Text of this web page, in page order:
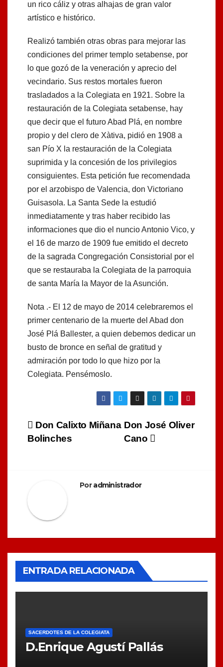
un rico cáliz y otras alhajas de gran valor
artístico e histórico.
Realizó también otras obras para mejorar las
condiciones del primer templo setabense, por
lo que gozó de la veneración y aprecio del
vecindario. Sus restos mortales fueron
trasladados a la Colegiata en 1921. Sobre la
restauración de la Colegiata setabense, hay
que decir que el futuro Abad Plá, en nombre
propio y del clero de Xàtiva, pidió en 1908 a
san Pío X la restauración de la Colegiata
suprimida y la concesión de los privilegios
consiguientes. Esta petición fue recomendada
por el arzobispo de Valencia, don Victoriano
Guisasola. La Santa Sede la estudió
inmediatamente y tras haber recibido las
informaciones que dio el nuncio Antonio Vico, y
el 16 de marzo de 1909 fue emitido el decreto
de la sagrada Congregación Consistorial por el
que se restauraba la Colegiata de la parroquia
de santa María la Mayor de la Asunción.
Nota .- El 12 de mayo de 2014 celebraremos el
primer centenario de la muerte del Abad don
José Plá Ballester, a quien debemos dedicar un
busto de bronce en señal de gratitud y
admiración por todo lo que hizo por la
Colegiata. Pensémoslo.
Navegación
Don José Oliver
Cano
Don Calixto Miñana
Bolinches
Poradministrador
ENTRADA RELACIONADA
SACERDOTES DE LA COLEGIATA
D.Enrique Agustí Pallás